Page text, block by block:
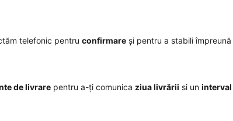
telefonic pentru confirmare și pentru a stabili împreună
de livrare pentru a-ți comunica ziua livrării si un